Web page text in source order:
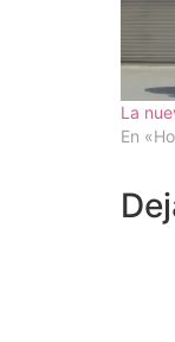
La
En